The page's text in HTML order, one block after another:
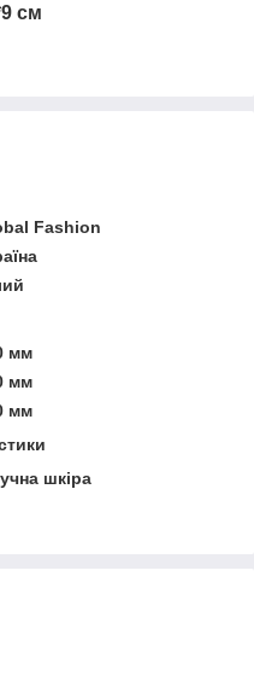
см
Fashion
мм
мм
мм
шкіра